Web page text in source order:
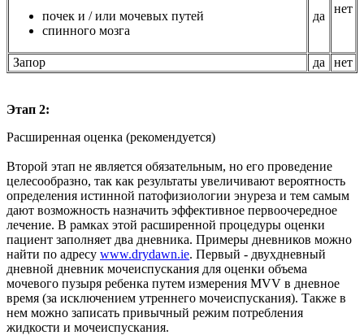
почек и / или мочевых путей
спинного мозга
да
нет
Запор да нет
Этап 2:
Расширенная оценка (рекомендуется)
Второй этап не является обязательным, но его проведение
целесообразно, так как результаты увеличивают вероятность
определения истинной патофизиологии энуреза и тем самым
дают возможность назначить эффективное первоочередное
лечение. В рамках этой расширенной процедуры оценки
пациент заполняет два дневника. Примеры дневников можно
найти по адресу www.drydawn.ie. Первый - двухдневный
дневной дневник мочеиспускания для оценки объема
мочевого пузыря ребенка путем измерения MVV в дневное
время (за исключением утреннего мочеиспускания). Также в
нем можно записать привычный режим потребления
жидкости и мочеиспускания.